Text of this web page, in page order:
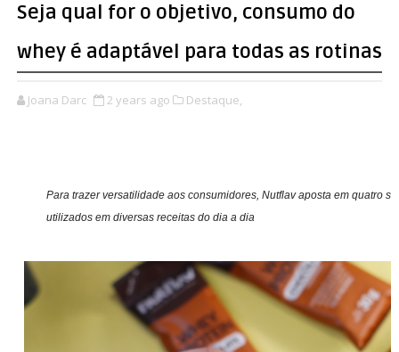
Seja qual for o objetivo, consumo do
whey é adaptável para todas as rotinas
Joana Darc 2 years ago Destaque,
Para trazer versatilidade aos consumidores, Nutflav aposta em quatro
utilizados em diversas receitas do dia a dia